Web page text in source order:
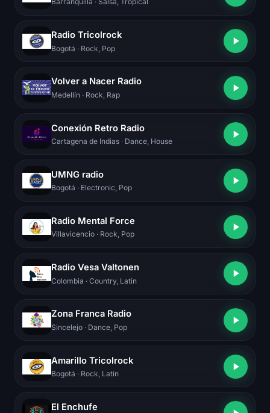
Radio Tricolrock
Bogotá · Rock, Pop
Volver a Nacer Radio
Medellín · Rock, Rap
Conexión Retro Radio
Cartagena de Indias · Dance, House
UMNG radio
Bogotá · Electronic, Pop
Radio Mental Force
Villavicencio · Rock, Pop
Radio Vesa Valtonen
Colombia · Country, Latin
Zona Franca Radio
Sincelejo · Dance, Pop
Amarillo Tricolrock
Bogotá · Rock, Latin
El Enchufe